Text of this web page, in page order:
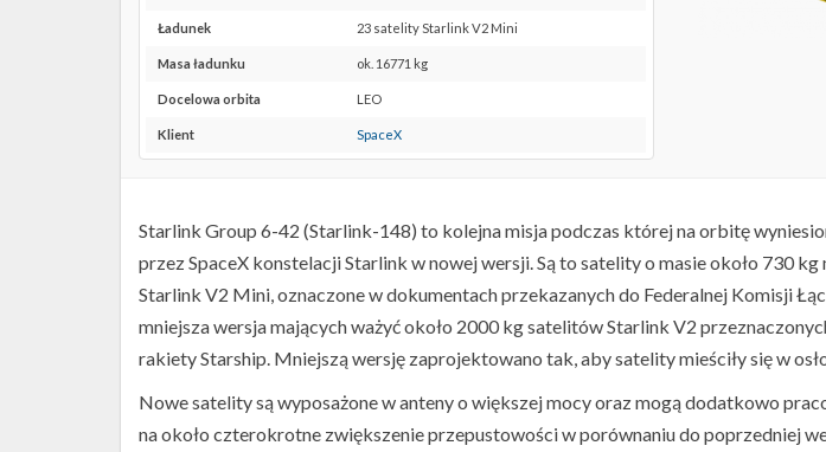
Maps
Ładunek 23 satelity Starlink V2 Mini
Masa ładunku ok. 16771 kg
Docelowa orbita LEO
Klient SpaceX
Starlink Group 6-42 (Starlink-148) to kolejna misja podczas której na orbitę
przez SpaceX konstelacji Starlink w nowej wersji. Są to satelity o masie około 730 kg
Starlink V2 Mini, oznaczone w dokumentach przekazanych do Federalnej Komisji
mniejsza wersja mających ważyć około 2000 kg satelitów Starlink V2
rakiety Starship. Mniejszą wersję zaprojektowano tak, aby satelity mieściły się w
Nowe satelity są wyposażone w anteny o większej mocy oraz mogą dodatkowo
na około czterokrotne zwiększenie przepustowości w porównaniu do poprzedniej